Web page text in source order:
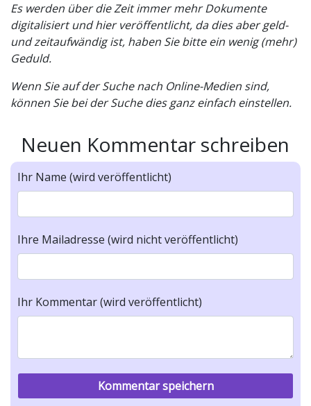
Es werden über die Zeit immer mehr Dokumente
digitalisiert und hier veröffentlicht, da dies aber geld-
und zeitaufwändig ist, haben Sie bitte ein wenig (mehr)
Geduld.
Wenn Sie auf der Suche nach Online-Medien sind,
können Sie bei der Suche dies ganz einfach einstellen.
Neuen Kommentar schreiben
Ihr Name (wird veröffentlicht)
Ihre Mailadresse (wird nicht veröffentlicht)
Ihr Kommentar (wird veröffentlicht)